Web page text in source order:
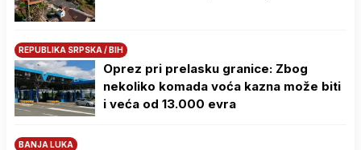
REPUBLIKA SRPSKA / BIH
Oprez pri prelasku granice: Zbog
nekoliko komada voća kazna može biti
i veća od 13.000 evra
BANJA LUKA